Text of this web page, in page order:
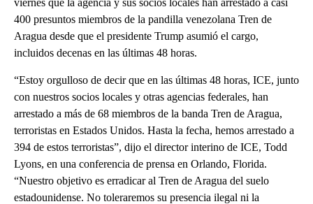
viernes que la agencia y sus socios locales han arrestado a casi
400 presuntos miembros de la pandilla venezolana Tren de
Aragua desde que el presidente Trump asumió el cargo,
incluidos decenas en las últimas 48 horas.
“Estoy orgulloso de decir que en las últimas 48 horas, ICE, junto
con nuestros socios locales y otras agencias federales, han
arrestado a más de 68 miembros de la banda Tren de Aragua,
terroristas en Estados Unidos. Hasta la fecha, hemos arrestado a
394 de estos terroristas”, dijo el director interino de ICE, Todd
Lyons, en una conferencia de prensa en Orlando, Florida.
“Nuestro objetivo es erradicar al Tren de Aragua del suelo
estadounidense. No toleraremos su presencia ilegal ni la